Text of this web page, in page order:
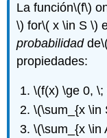
La función\(f\)
\) for\( x \in S \)
probabilidadde
propiedades:
\(f(x) \ge 0, \;
\(\sum_{x \in
\(\sum_{x \in